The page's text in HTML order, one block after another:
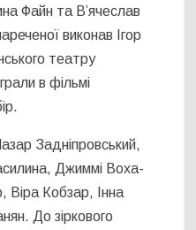
Файн та В’ячеслав
виконав Ігор
театру
в фільмі
Задніпровський,
Джиммі Воха-
Віра Кобзар, Інна
До зіркового